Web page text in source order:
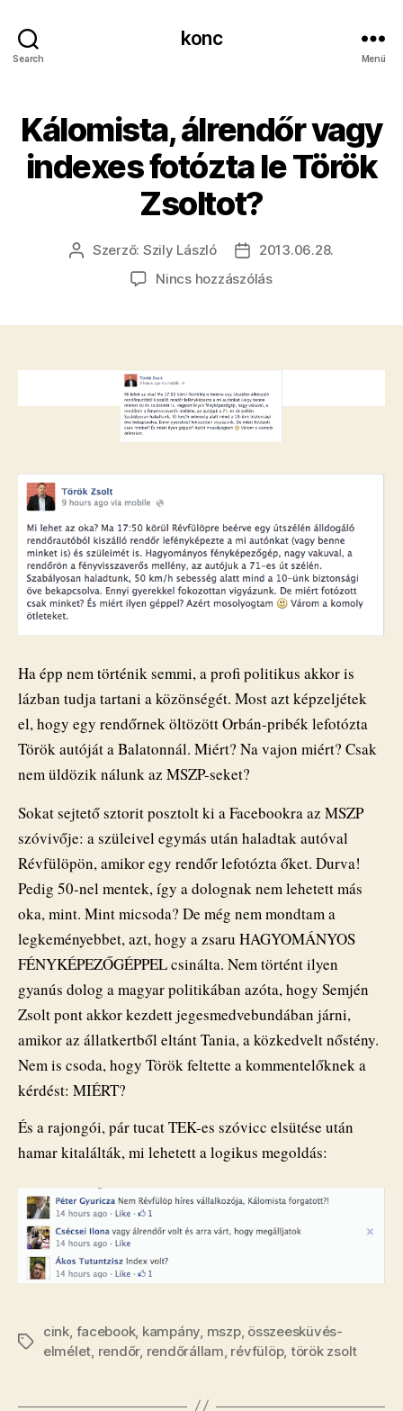
Search
konc
Menü
Kálomista, álrendőr vagy
indexes fotózta le Török
Zsoltot?
Bejegyzés
Szerző: Szily László
Bejegyzés
dátuma
2013.06.28.
Nincs hozzászólása(z)
Zsoltot?
Ha épp nem történik semmi, a profi politikus akkor is
lázban tudja tartani a közönségét. Most azt képzeljétek
el, hogy egy rendőrnek öltözött Orbán-pribék lefotózta
Török autóját a Balatonnál. Miért? Na vajon miért? Csak
nem üldözik nálunk az MSZP-seket?
Sokat sejtető sztorit posztolt ki a Facebookra az MSZP
szóvivője: a szüleivel egymás után haladtak autóval
Révfülöpön, amikor egy rendőr lefotózta őket. Durva!
Pedig 50-nel mentek, így a dolognak nem lehetett más
oka, mint. Mint micsoda? De még nem mondtam a
legkeményebbet, azt, hogy a zsaru HAGYOMÁNYOS
FÉNYKÉPEZŐGÉPPEL csinálta. Nem történt ilyen
gyanús dolog a magyar politikában azóta, hogy Semjén
Zsolt pont akkor kezdett jegesmedvebundában járni,
amikor az állatkertből eltánt Tania, a közkedvelt nőstény.
Nem is csoda, hogy Török feltette a kommentelőknek a
kérdést: MIÉRT?
És a rajongói, pár tucat TEK-es szóvicc elsütése után
hamar kitalálták, mi lehetett a logikus megoldás:
Címkék
cink facebook, kampány mszp, összeesküvés-
elmélet rendőr, rendőrállam révfülöp, török zsolt